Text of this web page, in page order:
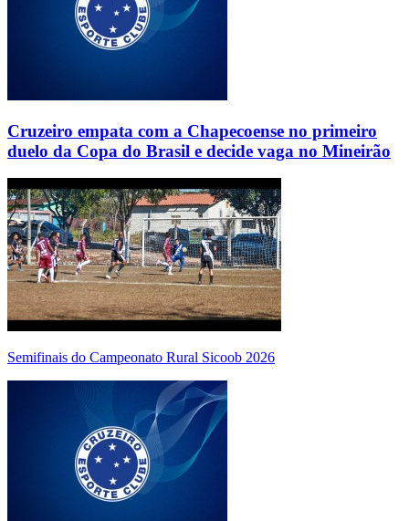
Cruzeiro empata com a Chapecoense no primeiro
duelo da Copa do Brasil e decide vaga no Mineirão
Semifinais do Campeonato Rural Sicoob 2026